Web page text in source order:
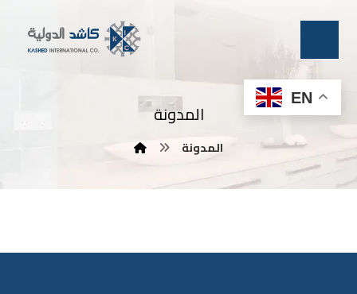
المدونة
المدونة
EN